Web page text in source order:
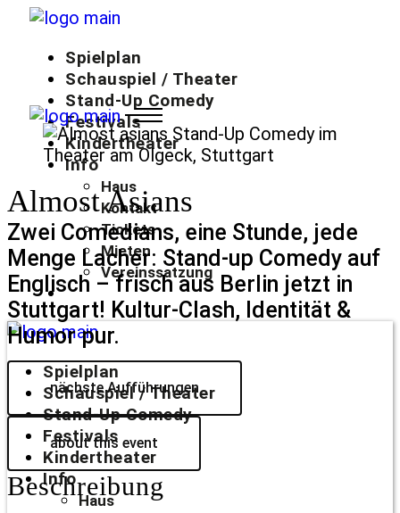
Zum
springenSpielplan
Schauspiel / Theater
Stand-Up Comedy
Festivals
Kindertheater
Info
Haus
Kontakt
Tickets
Mieten
Vereinssatzung
Spielplan
Schauspiel / Theater
Stand-Up Comedy
Festivals
Kindertheater
Info
Haus
Almost Asians
Zwei Comedians, eine Stunde, jede
Menge Lacher: Stand-up Comedy auf
Englisch – frisch aus Berlin jetzt in
Stuttgart! Kultur-Clash, Identität &
Humor pur.
nächste Aufführungen
about this event
Beschreibung